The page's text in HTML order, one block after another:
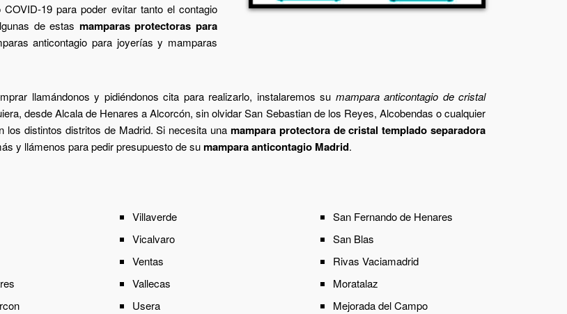
19 para poder evitar tanto el contagio
de estas mamparas protectoras para
anticontagio para joyerías y mamparas
llamándonos y pidiéndonos cita para realizarlo, instalaremos su mampara anticontagio de cristal
desde Alcala de Henares a Alcorcón, sin olvidar San Sebastian de los Reyes, Alcobendas o cualquier
los distintos distritos de Madrid. Si necesita una mampara protectora de cristal templado separadora
y llámenos para pedir presupuesto de sumampara anticontagio Madrid.
Villaverde
Vicalvaro
Ventas
Vallecas
Usera
San Fernando de Henares
San Blas
Rivas Vaciamadrid
Moratalaz
Mejorada del Campo